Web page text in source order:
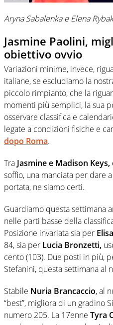
Aryna Sabalenka e Elena
Jasmine Paolini,
obiettivo ovvio
Variazioni minime, invece,
italiane, se escludiamo la
piccolo rimpianto, che la
momenti più semplici, la sua
osservare classifica e
legate a condizioni fisiche e
dopo Roma.
Tra Jasmine e Madison
soffio, una manciata per dare a
portata, ne siamo certi.
Guardiamo questa settimana
nelle parti basse della
Posizione invariata sia per
84, sia per Lucia Bronzetti,
cento (103). Due posti in più,
Stefanini, questa settimana al
Stabile Nuria Brancaccio, al
“best”, migliora di un gradino
numero 205. La 17enne Tyra